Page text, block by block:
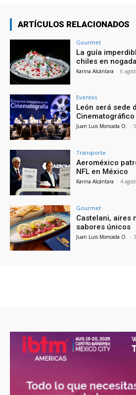
ARTÍCULOS RELACIONADOS
Gourmet
La guía
chiles en nogada
Karina Alcántara - 6
Eventos
León será sede
Juan Luis Moncada O. -
Transporte
Aeroméxico
NFL en México
Karina Alcántara - 4
Gourmet
Castelani, aires
sabores únicos
Juan Luis Moncada O. -